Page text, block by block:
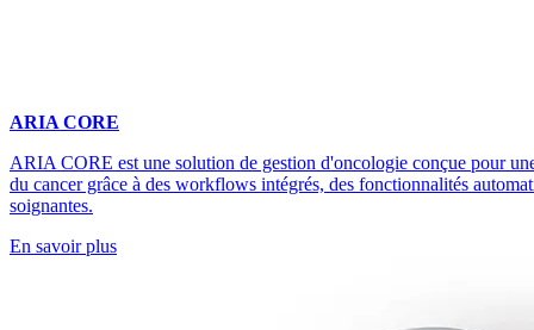
ARIA CORE
ARIA CORE est une solution de gestion d'oncologie conçue pour
du cancer grâce à des workflows intégrés, des fonctionnalités
soignantes.
En savoir plus